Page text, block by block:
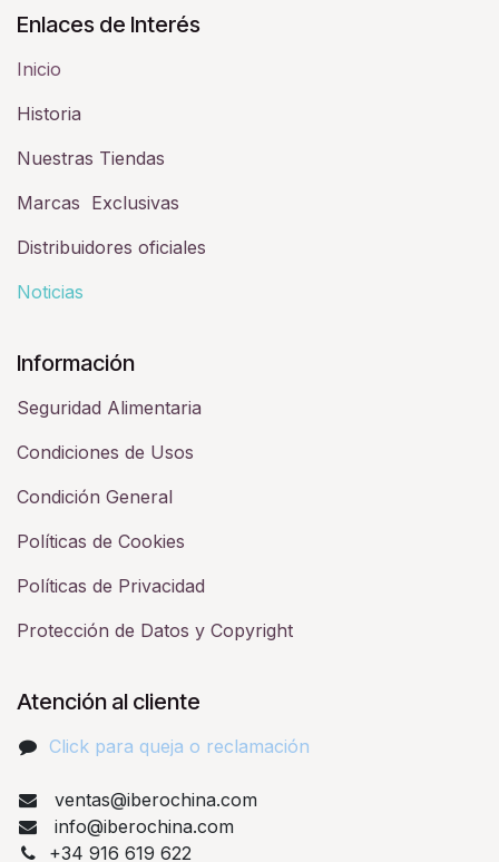
Enlaces de Interés
Inicio
Historia​
Nuestras Tiendas
Marcas Exclusivas
Distribuidores oficiales
Noticias
Información
Seguridad Alimentaria
Condiciones de Usos
Condición General
Políticas de Cookies
Políticas de Privacidad
Protección de Datos y Copyright
Atención al cliente
Click para queja o reclamación​
ventas@iberochina.com
info@iberochina.com
+34 916 619 622